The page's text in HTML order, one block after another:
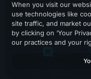
When you visit our
use technologies like
site traffic, and market
by clicking on ‘Your
our practices and your